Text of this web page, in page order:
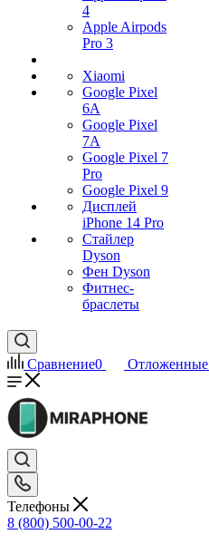
4
Apple Airpods
Pro 3
Xiaomi
Google Pixel
6A
Google Pixel
7А
Google Pixel 7
Pro
Google Pixel 9
Дисплей
iPhone 14 Pro
Стайлер
Dyson
Фен Dyson
Фитнес-
браслеты
Сравнение0 Отложенные
Телефоны
8 (800) 500-00-22